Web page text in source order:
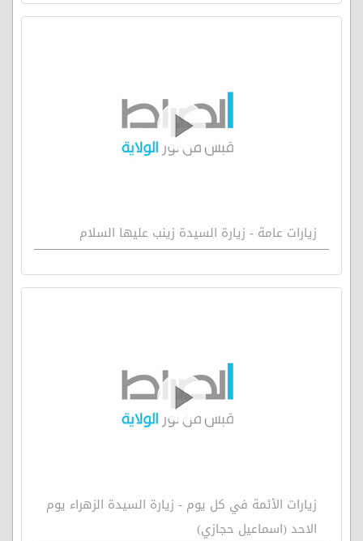
زيارات عامة - زيارة السيدة زينب عليها السلام
زيارات الأئمة في كل يوم - زيارة السيدة الزهراء يوم
الاحد (اسماعيل حجازي)